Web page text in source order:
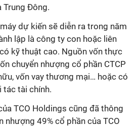
Trung Đông.
dự kiến sẽ diễn ra trong năm
lập là công ty con hoặc liên
kỹ thuật cao. Nguồn vốn thực
chuyển nhượng cổ phần CTCP
vốn vay thương mại… hoặc có
tác tài chính.
TCO Holdings cũng đã thông
nhượng 49% cổ phần của TCO